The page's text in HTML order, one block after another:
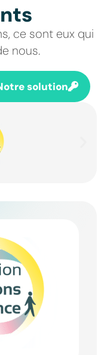
ce sont eux qui
nous.
solution